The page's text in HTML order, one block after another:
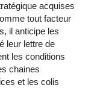
acquises
tout facteur
il anticipe les
leur lettre de
les conditions
chaines
et les colis